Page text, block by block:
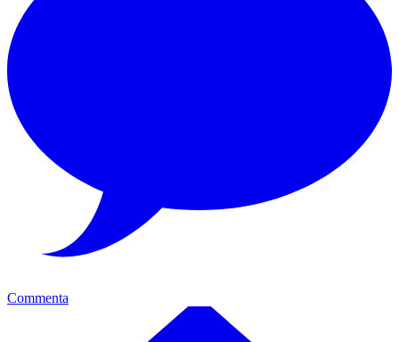
Commenta